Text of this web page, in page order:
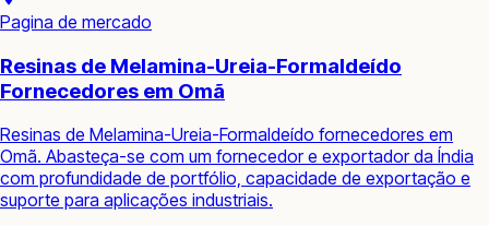
Pagina de mercado
Resinas de Melamina-Ureia-Formaldeído
Fornecedores em Omã
Resinas de Melamina-Ureia-Formaldeído fornecedores em
Omã. Abasteça-se com um fornecedor e exportador da Índia
com profundidade de portfólio, capacidade de exportação e
suporte para aplicações industriais.